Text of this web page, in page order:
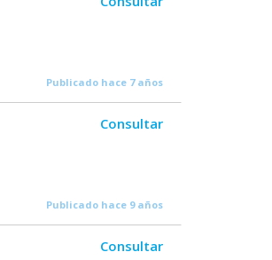
Publicado hace 7 años
Consultar
Publicado hace 9 años
Consultar